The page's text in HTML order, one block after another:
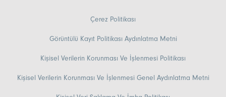
Çerez Politikası
Görüntülü Kayıt Politikası Aydınlatma Metni
Kişisel Verilerin Korunması Ve İşlenmesi Politikası
Kişisel Verilerin Korunması Ve İşlenmesi Genel Aydınlatma Metni